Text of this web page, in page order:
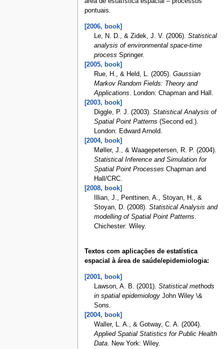
pontuais.
[2006, book]
Le, N. D., & Zidek, J. V. (2006). Statistical
analysis of environmental space-time
process Springer.
[2005, book]
Rue, H., & Held, L. (2005). Gaussian
Markov Random Fields: Theory and
Applications . London: Chapman and Hall.
[2003, book]
Diggle, P. J. (2003). Statistical Analysis of
Spatial Point Patterns (Second ed.).
London: Edward Arnold.
[2004, book]
Møller, J., & Waagepetersen, R. P. (2004).
Statistical Inference and Simulation for
Spatial Point Processes Chapman and
Hall/CRC.
[2008, book]
Illian, J., Penttinen, A., Stoyan, H., &
Stoyan, D. (2008). Statistical Analysis and
modelling of Spatial Point Patterns
Chichester: Wiley.
Textos com aplicações de estatística
espacial à área de saúde/epidemiologia:
[2001, book]
Lawson, A. B. (2001). Statistical methods
in spatial epidemiologyJohn Wiley \&
Sons.
[2004, book]
Waller, L. A., & Gotway, C. A. (2004).
Applied Spatial Statistics for Public Health
Data. New York: Wiley.